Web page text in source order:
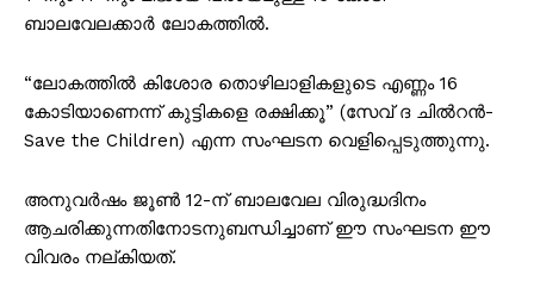
ബാലവേലക്കാർ ലോകത്തിൽ.
“ലോകത്തിൽ കിശോര തൊഴിലാളികളുടെ എണ്ണം 16
കോടിയാണെന്ന് കുട്ടികളെ രക്ഷിക്കൂ” (സേവ് ദ ചിൽറൻ-
Save the Children) എന്ന സംഘടന വെളിപ്പെടുത്തുന്നു.
അനുവർഷം ജൂൺ 12-ന് ബാലവേല വിരുദ്ധദിനം
ആചരിക്കുന്നതിനോടനുബന്ധിച്ചാണ് ഈ സംഘടന ഈ
വിവരം നല്കിയത്.